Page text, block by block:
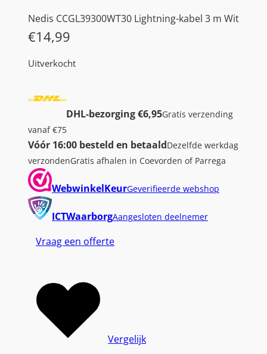
Nedis CCGL39300WT30 Lightning-kabel 3 m Wit
€14,99
Uitverkocht
DHL-bezorging €6,95Gratis verzending
vanaf €75
Vóór 16:00 besteld en betaaldDezelfde werkdag
verzondenGratis afhalen in Coevorden of Parrega
WebwinkelKeurGeverifieerde webshop
ICTWaarborgAangesloten deelnemer
Vraag een offerte
Vergelijk